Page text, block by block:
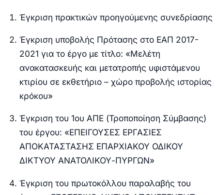
Έγκριση πρακτικών προηγούμενης συνεδρίασης
Έγκριση υποβολής Πρότασης στο ΕΑΠ 2017-
2021 για το έργο με τίτλο: «Μελέτη
ανακατασκευής και μετατροπής υφιστάμενου
κτιρίου σε εκθετήριο – χώρο προβολής ιστορίας
κρόκου»
Έγκριση του 1ου ΑΠΕ (Τροποποίηση Σύμβασης)
του έργου: «ΕΠΕΙΓΟΥΣΕΣ ΕΡΓΑΣΙΕΣ
ΑΠΟΚΑΤΑΣΤΑΣΗΣ ΕΠΑΡΧΙΑΚΟΥ ΟΔΙΚΟΥ
ΔΙΚΤΥΟΥ ΑΝΑΤΟΛΙΚΟΥ-ΠΥΡΓΩΝ»
Έγκριση του πρωτοκόλλου παραλαβής του